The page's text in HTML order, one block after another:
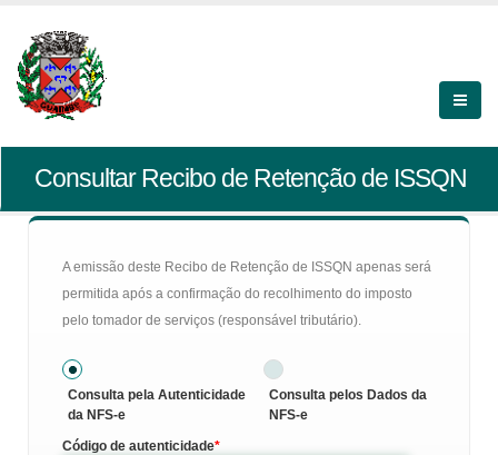
Consultar Recibo de Retenção de ISSQN
A emissão deste Recibo de Retenção de ISSQN apenas será
permitida após a confirmação do recolhimento do imposto
pelo tomador de serviços (responsável tributário).
Consulta pela Autenticidade
da NFS-e
Consulta pelos Dados da
NFS-e
Código de autenticidade